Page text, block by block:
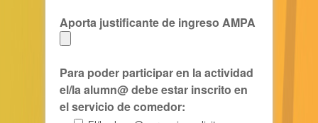
Aporta justificante de ingreso AMPA
Para poder participar en la actividad
el/la alumn@ debe estar inscrito en
el servicio de comedor: